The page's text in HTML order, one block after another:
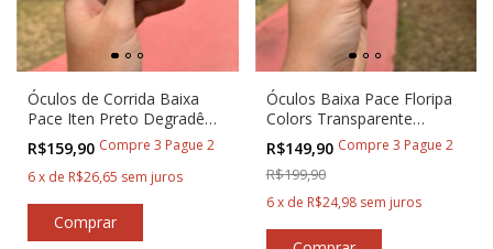
Óculos de Corrida Baixa
Pace Iten Preto Degradê
com Prata
R$159,90 Compre 3 Pague 2
6x de R$26,65 sem juros
Óculos Baixa Pace Floripa
Colors Transparente
Degradê
R$149,90 Compre 3 Pague 2
R$199,90
6 x de R$24,98 sem juros